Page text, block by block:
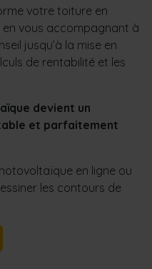
votre toiture en
vous accompagnant à
jusqu’à la mise en
de rentabilité et les
devient un
et parfaitement
en ligne ou
les contours de